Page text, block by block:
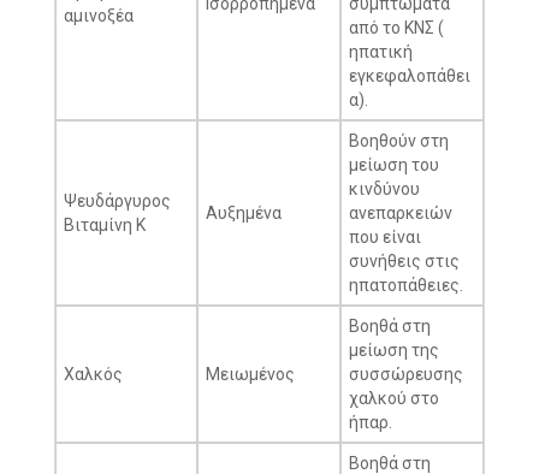
αμινοξέα
από το ΚΝΣ (
ηπατική
εγκεφαλοπάθει
α).
Ψευδάργυρος
Βιταμίνη K
Αυξημένα
Βοηθούν στη
μείωση του
κινδύνου
ανεπαρκειών
που είναι
συνήθεις στις
ηπατοπάθειες.
Χαλκός Μειωμένος
Βοηθά στη
μείωση της
συσσώρευσης
χαλκού στο
ήπαρ.
Βοηθά στη